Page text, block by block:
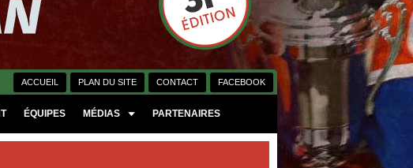
FACEBOOK
CONTACT
PLAN DU SITE
ACCUEIL
ÉQUIPES MÉDIAS PARTENAIRES